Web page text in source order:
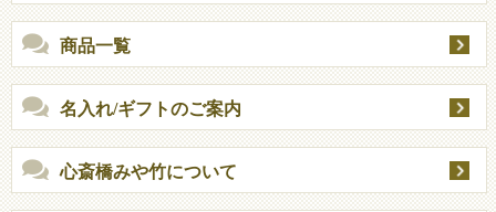
商品一覧
名入れ/ギフトのご案内
心斎橋みや竹について